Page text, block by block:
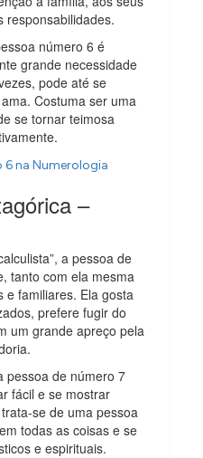
responsabilidades.
número 6 é
grande necessidade
pode até se
Costuma ser uma
se tornar teimosa
na Numerologia
–
a pessoa de
tanto com ela mesma
e familiares. Ela gosta
prefere fugir do
um grande apreço pela
pessoa de número 7
fácil e se mostrar
se de uma pessoa
todas as coisas e se
e espirituais.